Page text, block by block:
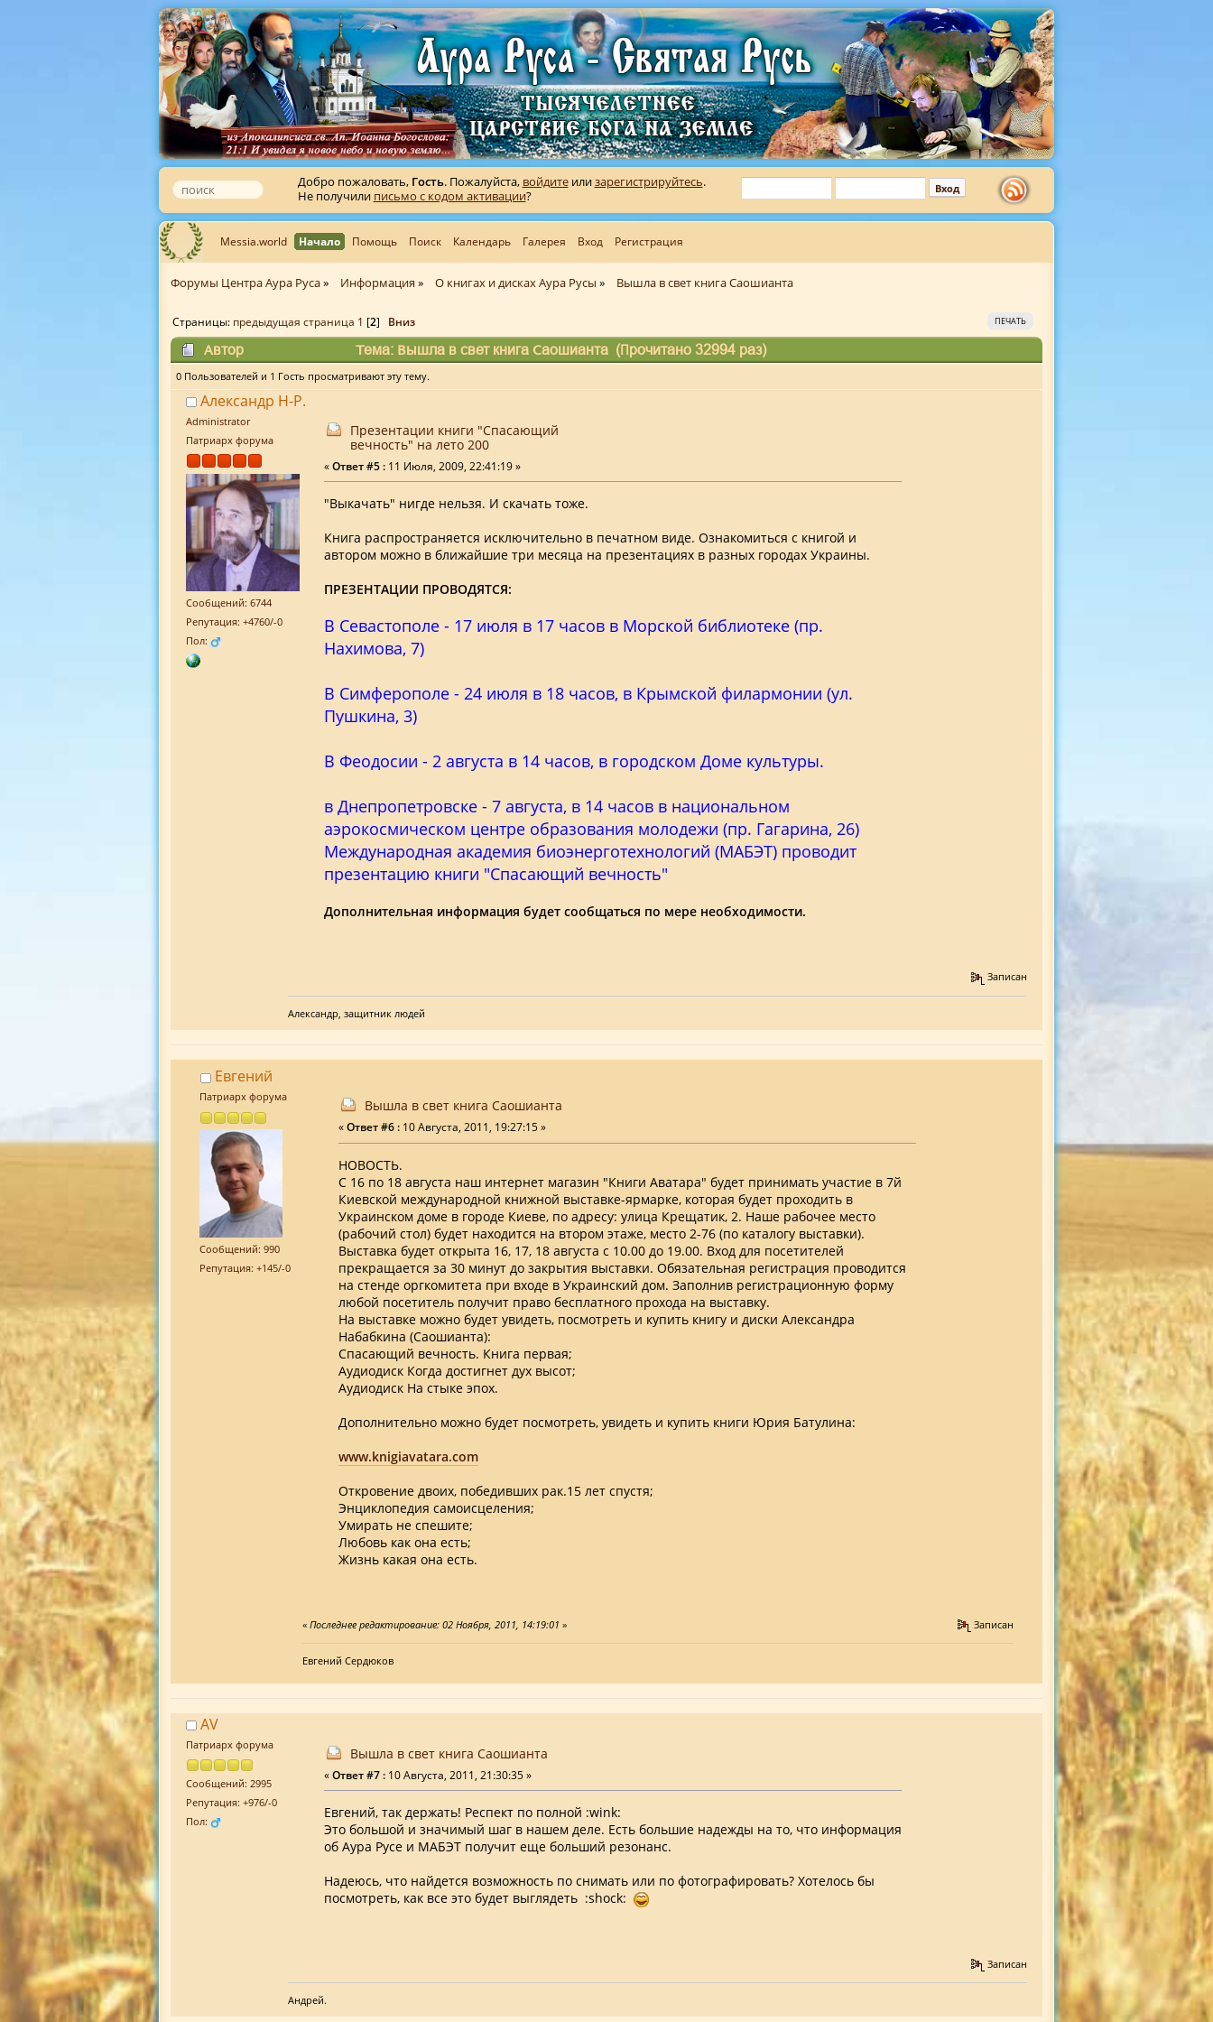
Добро пожаловать, Гость. Пожалуйста, войдитеилизарегистрируйтесь.
Не получили письмо с кодом активации?
Messia.world Начало Помощь Поиск Календарь Галерея Вход Регистрация
Форумы Центра Аура Руса» Информация » О книгах и дисках Аура Русы » Вышла в свет книга Саошианта
ПЕЧАТЬ
Страницы: предыдущая страница 1 [2] Вниз
Автор Тема: Вышла в свет книга Саошианта (Прочитано 32994 раз)
0 Пользователей и 1 Гость просматривают эту тему.
Александр Н-Р.
Administrator
Патриарх форума
Сообщений: 6744
Репутация: +4760/-0
Пол:
Презентации книги "Спасающий
вечность" на лето 200
«Ответ #5 : 11 Июля, 2009, 22:41:19 »
"Выкачать" нигде нельзя. И скачать тоже.
Книга распространяется исключительно в печатном виде. Ознакомиться с книгой и
автором можно в ближайшие три месяца на презентациях в разных городах Украины.
ПРЕЗЕНТАЦИИ ПРОВОДЯТСЯ:
В Севастополе - 17 июля в 17 часов в Морской библиотеке (пр.
Нахимова, 7)
В Симферополе - 24 июля в 18 часов, в Крымской филармонии (ул.
Пушкина, 3)
В Феодосии - 2 августа в 14 часов, в городском Доме культуры.
в Днепропетровске - 7 августа, в 14 часов в национальном
аэрокосмическом центре образования молодежи (пр. Гагарина, 26)
Международная академия биоэнерготехнологий (МАБЭТ) проводит
презентацию книги "Спасающий вечность"
Дополнительная информация будет сообщаться по мере необходимости.
Записан
Александр, защитник людей
Евгений
Патриарх форума
Сообщений: 990
Репутация: +145/-0
Вышла в свет книга Саошианта
«Ответ #6 :10 Августа, 2011, 19:27:15 »
НОВОСТЬ.
C 16 по 18 августа наш интернет магазин "Книги Аватара" будет принимать участие в 7й
Киевской международной книжной выставке-ярмарке, которая будет проходить в
Украинском доме в городе Киеве, по адресу: улица Крещатик, 2. Наше рабочее место
(рабочий стол) будет находится на втором этаже, место 2-76 (по каталогу выставки).
Выставка будет открыта 16, 17, 18 августа с 10.00 до 19.00. Вход для посетителей
прекращается за 30 минут до закрытия выставки. Обязательная регистрация проводится
на стенде оргкомитета при входе в Украинский дом. Заполнив регистрационную форму
любой посетитель получит право бесплатного прохода на выставку.
На выставке можно будет увидеть, посмотреть и купить книгу и диски Александра
Набабкина (Саошианта):
Спасающий вечность. Книга первая;
Аудиодиск Когда достигнет дух высот;
Аудиодиск На стыке эпох.
Дополнительно можно будет посмотреть, увидеть и купить книги Юрия Батулина:
www.knigiavatara.com
Откровение двоих, победивших рак.15 лет спустя;
Энциклопедия самоисцеления;
Умирать не спешите;
Любовь как она есть;
Жизнь какая она есть.
« Последнее редактирование: 02 Ноября, 2011, 14:19:01 » Записан
Евгений Сердюков
AV
Патриарх форума
Сообщений: 2995
Репутация: +976/-0
Пол:
Вышла в свет книга Саошианта
«Ответ #7 : 10 Августа, 2011, 21:30:35 »
Евгений, так держать! Респект по полной :wink:
Это большой и значимый шаг в нашем деле. Есть большие надежды на то, что информация
об Аура Русе и МАБЭТ получит еще больший резонанс.
Надеюсь, что найдется возможность по снимать или по фотографировать? Хотелось бы
посмотреть, как все это будет выглядеть :shock:
Записан
Андрей.